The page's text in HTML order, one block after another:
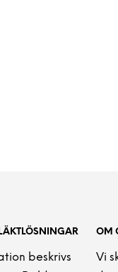
beskrivs
OM
Vi